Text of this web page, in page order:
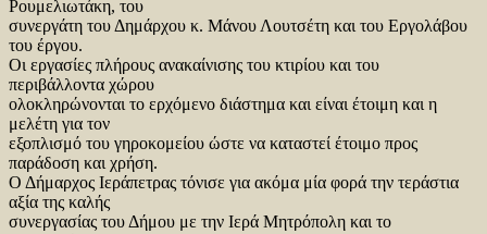
Ρουμελιωτάκη, του
συνεργάτη του Δημάρχου κ. Μάνου Λουτσέτη και του Εργολάβου
του έργου.
Οι εργασίες πλήρους ανακαίνισης του κτιρίου και του
περιβάλλοντα χώρου
ολοκληρώνονται το ερχόμενο διάστημα και είναι έτοιμη και η
μελέτη για τον
εξοπλισμό του γηροκομείου ώστε να καταστεί έτοιμο προς
παράδοση και χρήση.
Ο Δήμαρχος Ιεράπετρας τόνισε για ακόμα μία φορά την τεράστια
αξία της καλής
συνεργασίας του Δήμου με την Ιερά Μητρόπολη και το